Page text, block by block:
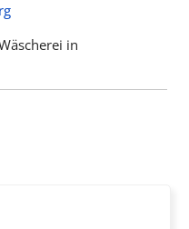
in